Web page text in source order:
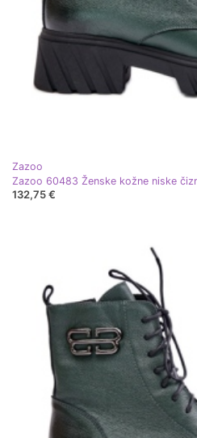
Zazoo
132,75 €